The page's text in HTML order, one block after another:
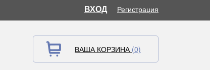
ВХОД Регистрация
ВАША КОРЗИНА (0)